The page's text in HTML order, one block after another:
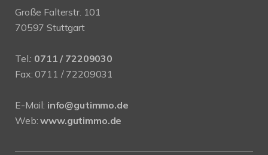
Große Falterstr. 101
70597 Stuttgart
Tel.: 0711 / 72209030
Fax: 0711 / 72209031
E-Mail: info@gutimmo.de
Web:www.gutimmo.de